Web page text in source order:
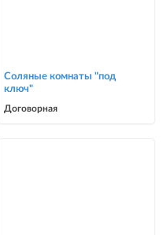
Соляные комнаты "под
ключ"
Договорная